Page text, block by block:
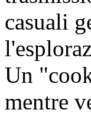
casuali
Un
mentre